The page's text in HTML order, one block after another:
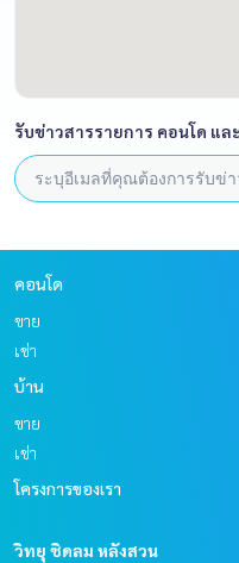
รับข่าวสารรายการ คอนโด แล
คอนโด
ขาย
เช่า
บ้าน
ขาย
เช่า
โครงการของเรา
วิทยุ ชิดลม หลังสวน